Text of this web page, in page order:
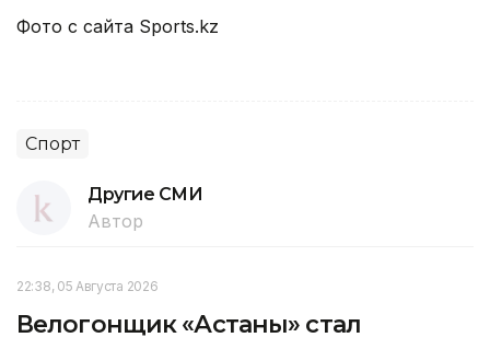
Фото с сайта Sports.kz
Спорт
Другие СМИ
Автор
22:38, 05 Августа 2026
Велогонщик «Астаны» стал